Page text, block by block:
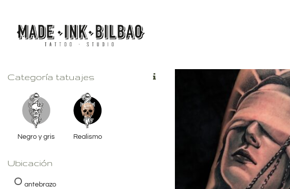
contenido
Categoría tatuajes
Negro y gris Realismo
Ubicación
antebrazo